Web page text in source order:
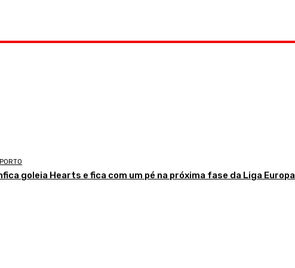
goleia Hearts e fica com um pé na próxima fase da Liga Europa